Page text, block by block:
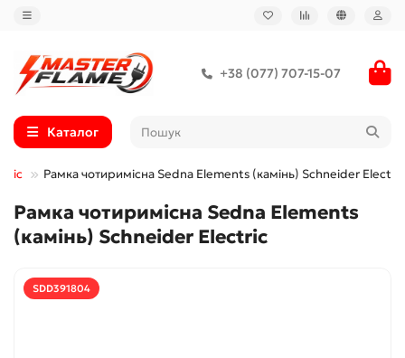
+38 (077) 707-15-07
Каталог
Рамка чотиримісна Sedna Elements (камінь) Schneider Electric
Рамка чотиримісна Sedna Elements
(камінь) Schneider Electric
SDD391804